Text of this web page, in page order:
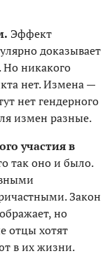
Эффект
доказывает
Но никакого
нет. Измена —
нет гендерного
измен разные.
участия в
так оно и было.
Закон
но
отцы хотят
в их жизни.